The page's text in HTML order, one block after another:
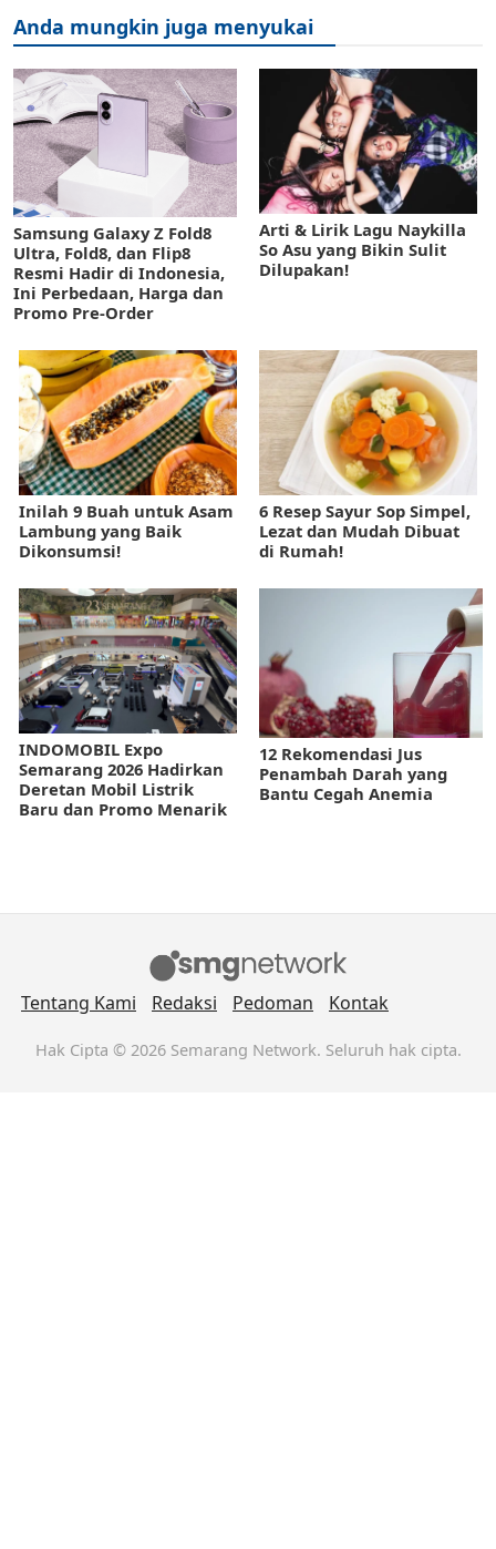
Anda mungkin juga menyukai
Samsung Galaxy Z Fold8
Ultra, Fold8, dan Flip8
Resmi Hadir di Indonesia,
Ini Perbedaan, Harga dan
Promo Pre-Order
Arti & Lirik Lagu Naykilla
So Asu yang Bikin Sulit
Dilupakan!
Inilah 9 Buah untuk Asam
Lambung yang Baik
Dikonsumsi!
6 Resep Sayur Sop Simpel,
Lezat dan Mudah Dibuat
di Rumah!
INDOMOBIL Expo
Semarang 2026 Hadirkan
Deretan Mobil Listrik
Baru dan Promo Menarik
12 Rekomendasi Jus
Penambah Darah yang
Bantu Cegah Anemia
Tentang Kami Redaksi Pedoman Kontak
Hak Cipta © 2026 Semarang Network. Seluruh hak cipta.